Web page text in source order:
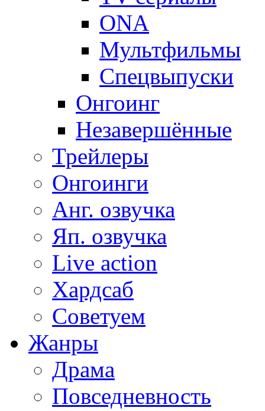
ONA
Мультфильмы
Спецвыпуски
Онгоинг
Незавершённые
Трейлеры
Онгоинги
Анг. озвучка
Яп. озвучка
Live action
Хардсаб
Советуем
Жанры
Драма
Повседневность